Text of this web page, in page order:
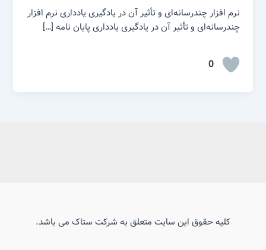
نرم ­افزار چندرسانه‌ای و تأثیر آن در یادگیری یادداری نرم ­افزار
چندرسانه‌ای و تأثیر آن در یادگیری یادداری پایان­ نامه […]
0
کلیه حقوق این سایت متعلق به شرکت ستاک می باشد.